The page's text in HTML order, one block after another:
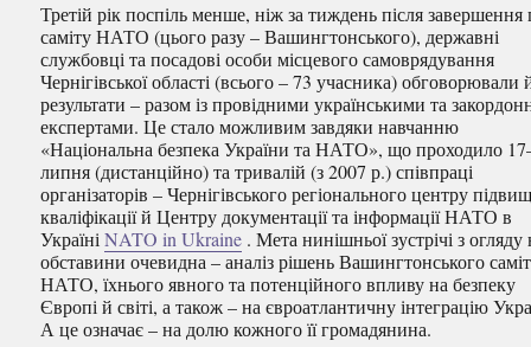
Третій рік поспіль менше, ніж за тиждень після завершення
саміту НАТО (цього разу – Вашингтонського), державні
службовці та посадові особи місцевого самоврядування
Чернігівської області (всього – 73 учасника) обговорювали
результати – разом із провідними українськими та
експертами. Це стало можливим завдяки навчанню
«Національна безпека України та НАТО», що проходило
липня (дистанційно) татривалій (з 2007 р.) співпраці
організаторів – Чернігівського регіонального центру
кваліфікації й Центру документації та інформації НАТО в
УкраїніNATO in Ukraine . Мета нинішньої зустрічі з огляду
обставини очевидна – аналіз рішень Вашингтонського
НАТО, їхнього явного та потенційного впливу на безпеку
Європі й світі, а також – на євроатлантичну інтеграцію
А це означає – на долю кожного її громадянина.